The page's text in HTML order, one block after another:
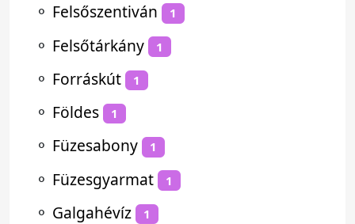
⚬ Felsőszentiván 1
⚬ Felsőtárkány 1
⚬ Forráskút 1
⚬ Földes 1
⚬ Füzesabony 1
⚬ Füzesgyarmat 1
⚬ Galgahévíz 1